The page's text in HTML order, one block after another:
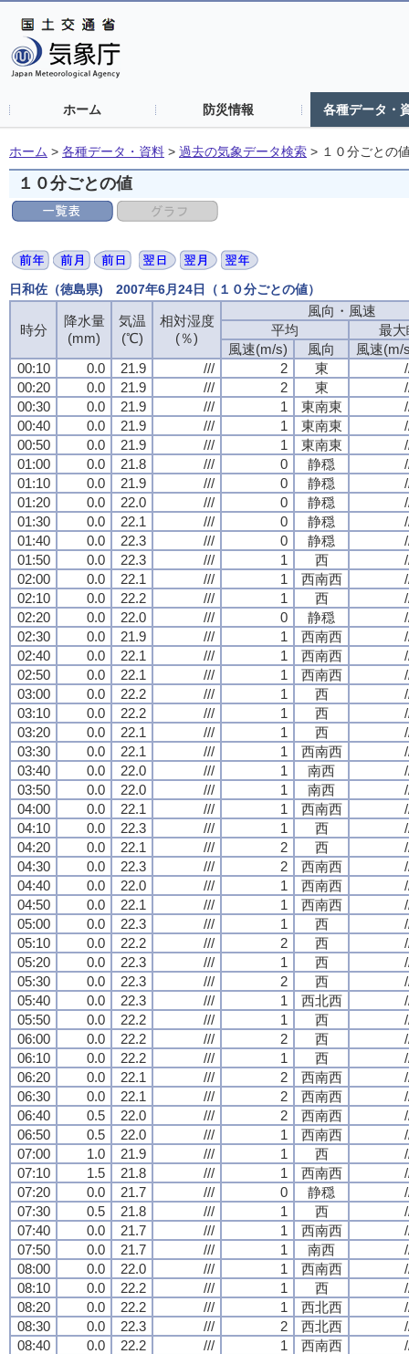
ホーム 防災情報 各種データ・
ホーム > 各種データ・資料 > 過去の気象データ検索 > １０分ごとの
１０分ごとの値
日和佐（徳島県) 2007年6月24日（１０分ごとの値）
時分
降水量
(mm)
気温
(℃)
相対湿度
(％)
風向・風速
平均
最大
風速(m/s)
風向
風速(m/
00:10
0.0 21.9 /// 2 東
00:20
0.0 21.9 /// 2 東
00:30
0.0 21.9 /// 1 東南東
00:40
0.0 21.9 /// 1 東南東
00:50
0.0 21.9 /// 1 東南東
01:00
0.0 21.8 /// 0 静穏
01:10
0.0 21.9 /// 0 静穏
01:20
0.0 22.0 /// 0 静穏
01:30
0.0 22.1 /// 0 静穏
01:40
0.0 22.3 /// 0 静穏
01:50
0.0 22.3 /// 1 西
02:00
0.0 22.1 /// 1 西南西
02:10
0.0 22.2 /// 1 西
02:20
0.0 22.0 /// 0 静穏
02:30
0.0 21.9 /// 1 西南西
02:40
0.0 22.1 /// 1 西南西
02:50
0.0 22.1 /// 1 西南西
03:00
0.0 22.2 /// 1 西
03:10
0.0 22.2 /// 1 西
03:20
0.0 22.1 /// 1 西
03:30
0.0 22.1 /// 1 西南西
03:40
0.0 22.0 /// 1 南西
03:50
0.0 22.0 /// 1 南西
04:00
0.0 22.1 /// 1 西南西
04:10
0.0 22.3 /// 1 西
04:20
0.0 22.1 /// 2 西
04:30
0.0 22.3 /// 2 西南西
04:40
0.0 22.0 /// 1 西南西
04:50
0.0 22.1 /// 1 西南西
05:00
0.0 22.3 /// 1 西
05:10
0.0 22.2 /// 2 西
05:20
0.0 22.3 /// 1 西
05:30
0.0 22.3 /// 2 西
05:40
0.0 22.3 /// 1 西北西
05:50
0.0 22.2 /// 1 西
06:00
0.0 22.2 /// 2 西
06:10
0.0 22.2 /// 1 西
06:20
0.0 22.1 /// 2 西南西
06:30
0.0 22.1 /// 2 西南西
06:40
0.5 22.0 /// 2 西南西
06:50
0.5 22.0 /// 1 西南西
07:00
1.0 21.9 /// 1 西
07:10
1.5 21.8 /// 1 西南西
07:20
0.0 21.7 /// 0 静穏
07:30
0.5 21.8 /// 1 西
07:40
0.0 21.7 /// 1 西南西
07:50
0.0 21.7 /// 1 南西
08:00
0.0 22.0 /// 1 西南西
08:10
0.0 22.2 /// 1 西
08:20
0.0 22.2 /// 1 西北西
08:30
0.0 22.3 /// 2 西北西
08:40
0.0 22.2 /// 1 西南西